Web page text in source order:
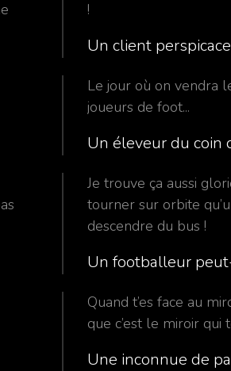
!
Un client perspicace
Le jour où on vendra
joueurs de foot...
Un éleveur du coin
Je trouve ça aussi
tourner sur orbite
descendre du bus !
Un footballeur
Quand t’es face au
que c’est le miroir qui
Une inconnue de